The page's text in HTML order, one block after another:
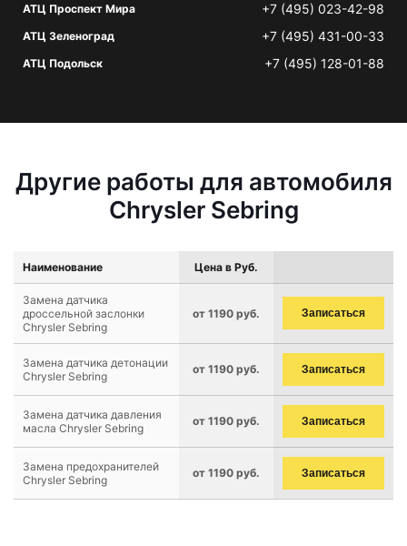
АТЦ Проспект Мира +7 (495) 023-42-98
АТЦ Зеленоград +7 (495) 431-00-33
АТЦ Подольск +7 (495) 128-01-88
Другие работы для автомобиля
Chrysler Sebring
Наименование Цена в Руб.
Замена датчика
дроссельной заслонки
Chrysler Sebring
от 1190 руб. Записаться
Замена датчика детонации
Chrysler Sebring
от 1190 руб. Записаться
Замена датчика давления
масла Chrysler Sebring
от 1190 руб. Записаться
Замена предохранителей
Chrysler Sebring
от 1190 руб. Записаться